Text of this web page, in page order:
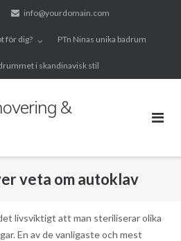
info@yourdomain.com
för dig? PTn Ninas unika badrum
i skandinavisk stil
&
veta om autoklav
livsviktigt att man steriliserar olika
En av de vanligaste och mest